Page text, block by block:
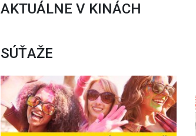
AKTUÁLNE V KINÁCH
SÚŤAŽE